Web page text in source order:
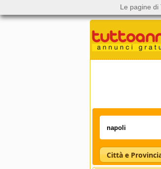
Città e
Le pagine di